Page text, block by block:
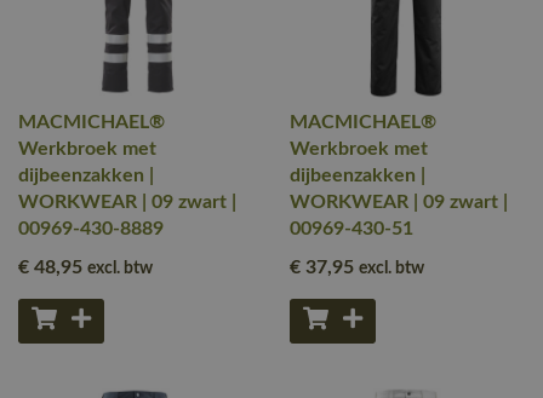
MACMICHAEL®
Werkbroek met
dijbeenzakken |
WORKWEAR | 09 zwart |
00969-430-8889
€ 48,95 excl. btw
MACMICHAEL®
Werkbroek met
dijbeenzakken |
WORKWEAR | 09 zwart |
00969-430-51
€ 37,95 excl. btw